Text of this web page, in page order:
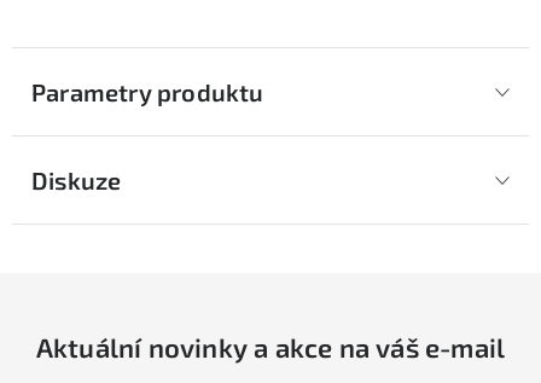
Parametry produktu
Diskuze
Aktuální novinky a akce na váš e-mail